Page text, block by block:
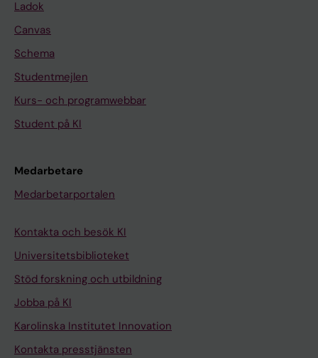
Ladok
Canvas
Schema
Studentmejlen
Kurs- och programwebbar
Student på KI
Medarbetare
Medarbetarportalen
Kontakta och besök KI
Universitetsbiblioteket
Stöd forskning och utbildning
Jobba på KI
Karolinska Institutet Innovation
Kontakta presstjänsten